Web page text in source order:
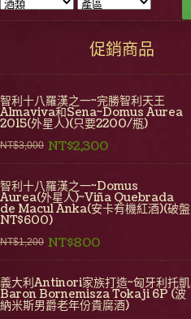
促銷商品
智利十八羅漢之一~完勝智利天王
Almaviva和Sena~Domus Aurea
2015(外星人)(只要2200/瓶)
NT$3,000 NT$2,300
智利十八羅漢之一~Domus
Aurea(外星人)~Viña Quebrada
de Macul Anka(安卡有機紅酒)(破盤
NT$600)
NT$1,200 NT$800
義大利Antinori家族打造~匈牙利托凱
Baron Bornemisza Tokaji 6P (波
納米斯男爵老年份貴腐酒)